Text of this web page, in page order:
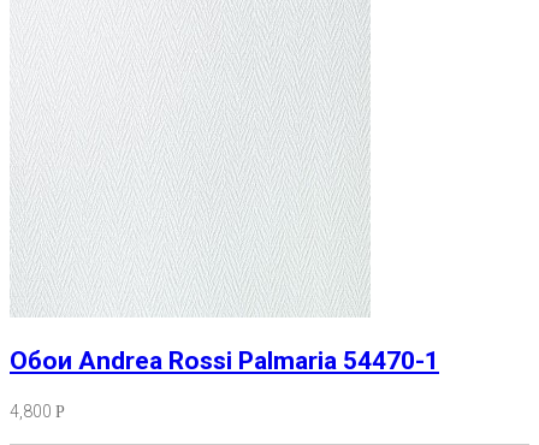
Обои Andrea Rossi Palmaria 54470-1
4,800 Р